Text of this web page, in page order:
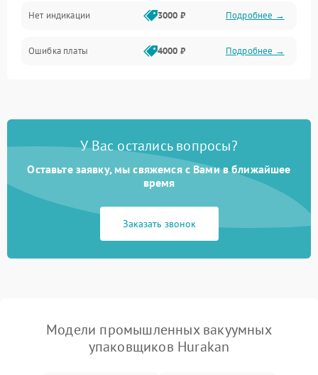
Нет индикации 3000 ₽ Подробнее →
Ошибка платы 4000 ₽ Подробнее →
У Вас остались вопросы?
Оставьте заявку, мы свяжемся с Вами в ближайшее
время
Заказать звонок
Модели промышленных вакуумных
упаковщиков Hurakan